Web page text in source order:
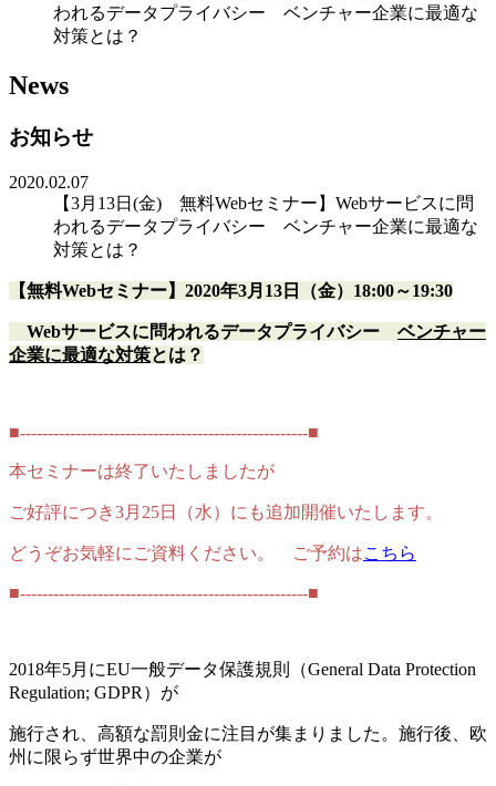
われるデータプライバシー ベンチャー企業に最適な
対策とは？
News
お知らせ
2020.02.07
【3月13日(金) 無料Webセミナー】Webサービスに問
われるデータプライバシー ベンチャー企業に最適な
対策とは？
【無料Webセミナー】2020年3月13日（金）18:00～19:30
Webサービスに問われるデータプライバシー ベンチャー
企業に最適な対策とは？
■----------------------------------------------------■
本セミナーは終了いたしましたが
ご好評につき3月25日（水）にも追加開催いたします。
どうぞお気軽にご資料ください。 ご予約はこちら
■----------------------------------------------------■
2018年5月にEU一般データ保護規則（General Data Protection
Regulation; GDPR）が
施行され、高額な罰則金に注目が集まりました。施行後、欧
州に限らず世界中の企業が